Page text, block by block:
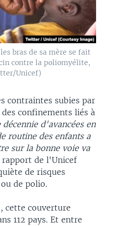
bras de sa mère se fait
contre la poliomyélite,
Unicef)
contraintes subies par
confinements liés à
d'avancées en
routine des enfants a
sur la bonne voie va
rapport de l'Unicef
de risques
de polio.
cette couverture
112 pays. Et entre